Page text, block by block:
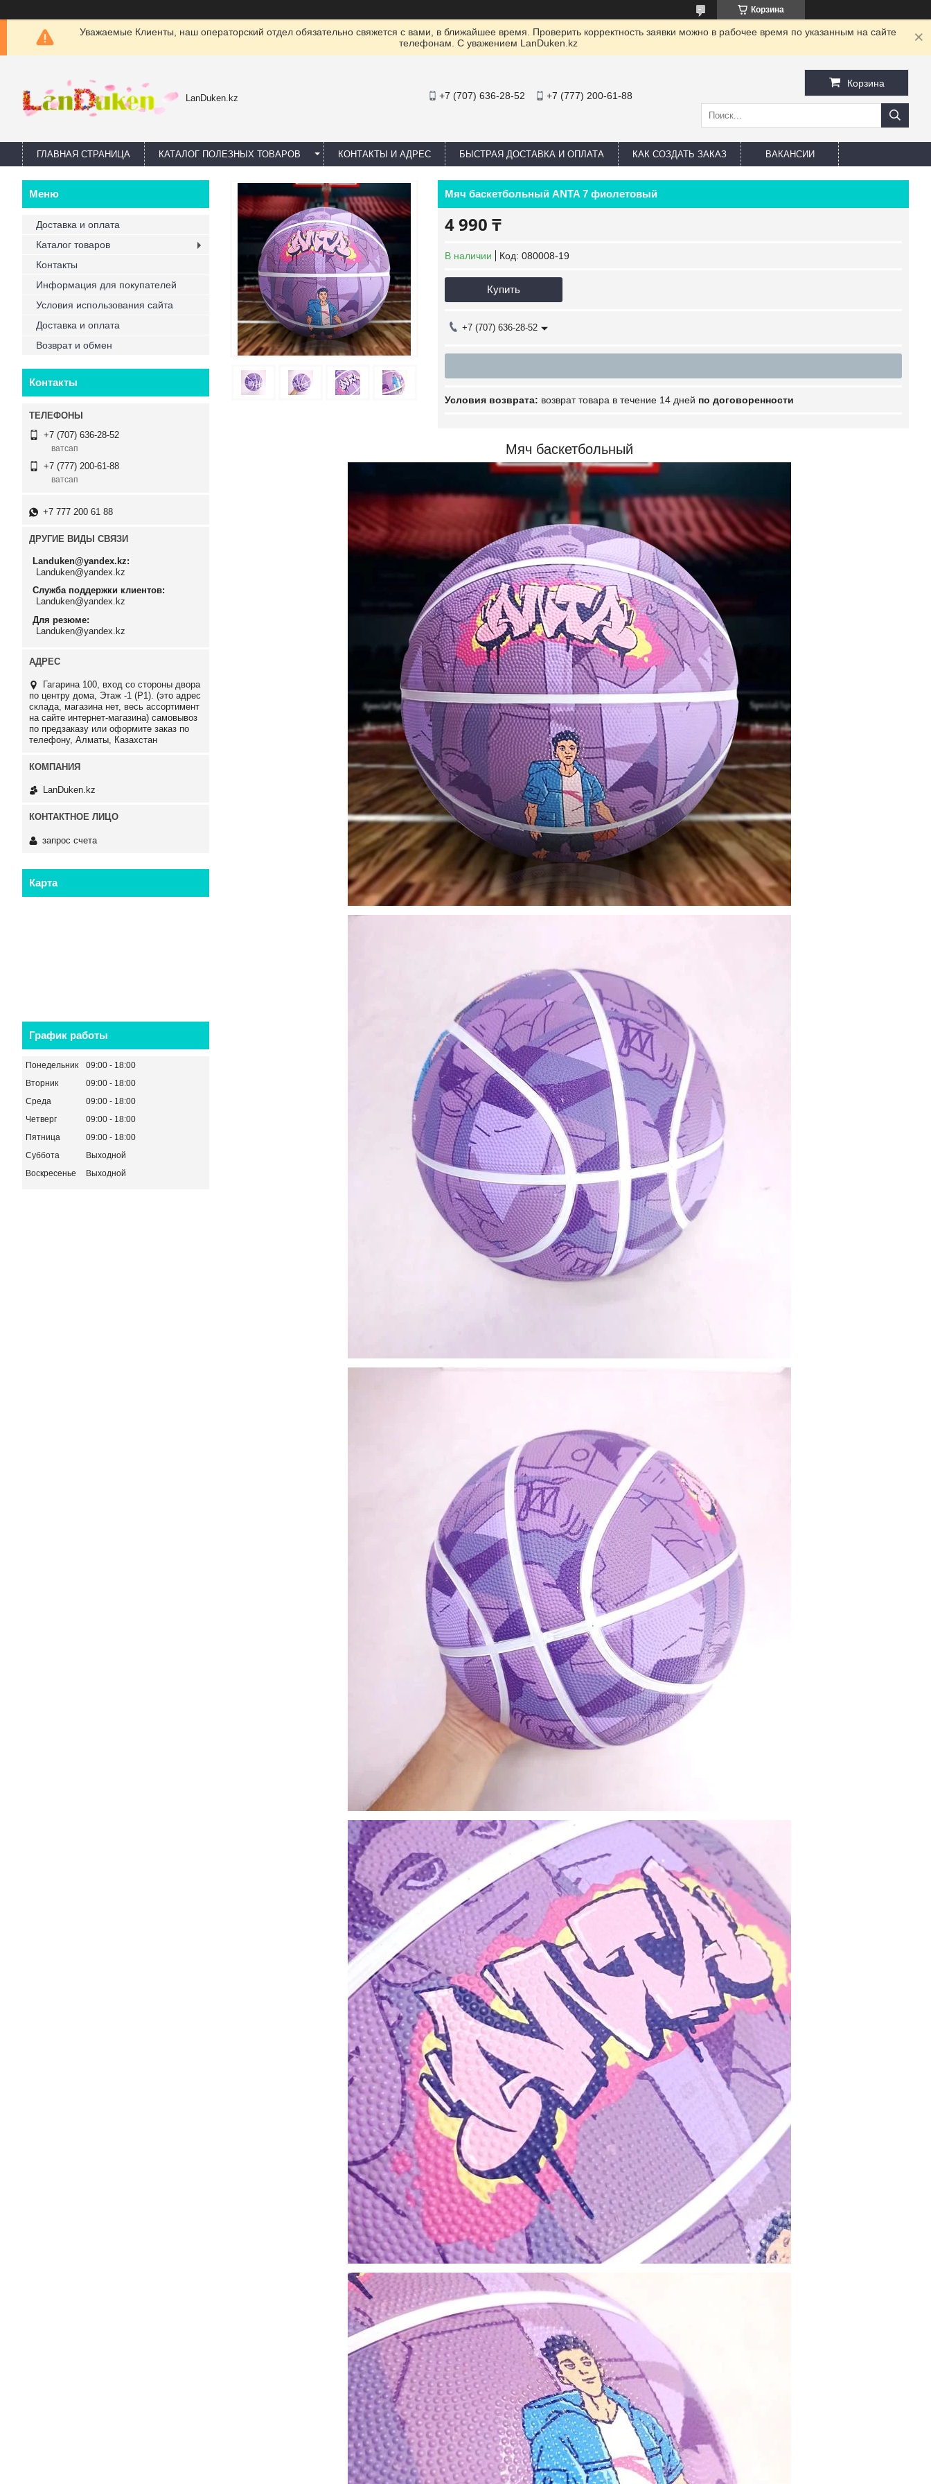
Корзина
Уважаемые Клиенты, наш операторский отдел обязательно свяжется с вами, в ближайшее время. Проверить корректность заявки можно в рабочее время по указанным на сайте
телефонам. С уважением LanDuken.kz
LanDuken.kz +7 (707) 636-28-52 +7 (777) 200-61-88
Корзина
ГЛАВНАЯ СТРАНИЦА КАТАЛОГ ПОЛЕЗНЫХ ТОВАРОВ КОНТАКТЫ И АДРЕС БЫСТРАЯ ДОСТАВКА И ОПЛАТА КАК СОЗДАТЬ ЗАКАЗ ВАКАНСИИ
Мяч баскетбольный ANTA 7 фиолетовый
4 990 ₸
В наличии Код: 080008-19
Купить
+7 (707) 636-28-52
возврат товара в течение 14 дней по договоренности
Мяч баскетбольный
Доставка и оплата
Каталог товаров
Контакты
Информация для покупателей
Условия использования сайта
Доставка и оплата
Возврат и обмен
Контакты
+7 (707) 636-28-52
ватсап
+7 (777) 200-61-88
ватсап
+7 777 200 61 88
ДРУГИЕ ВИДЫ СВЯЗИ
Landuken@yandex.kz
Landuken@yandex.kz
Служба поддержки клиентов
Landuken@yandex.kz
Для резюме
Landuken@yandex.kz
Гагарина 100, вход со стороны двора
по центру дома, Этаж -1 (P1). (это адрес
склада, магазина нет, весь ассортимент
на сайте интернет-магазина) самовывоз
по предзаказу или оформите заказ по
телефону, Алматы, Казахстан
LanDuken.kz
запрос счета
Карта
График работы
Понедельник 09:00
18:00
Вторник
09:00
18:00
Среда
09:00
18:00
Четверг
09:00
18:00
Пятница
09:00
18:00
Суббота
Выходной
Воскресенье
Выходной